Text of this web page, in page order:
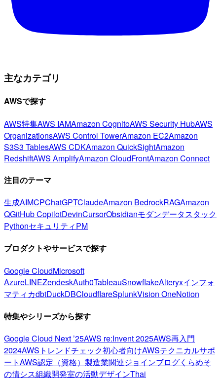
主なカテゴリ
AWSで探す
AWS特集AWS IAMAmazon CognitoAWS Security HubAWS
OrganizationsAWS Control TowerAmazon EC2Amazon
S3S3 TablesAWS CDKAmazon QuickSightAmazon
RedshiftAWS AmplifyAmazon CloudFrontAmazon Connect
注目のテーマ
生成AIMCPChatGPTClaudeAmazon BedrockRAGAmazon
QGitHub CopilotDevinCursorObsidianモダンデータスタック
PythonセキュリティPM
プロダクトやサービスで探す
Google CloudMicrosoft
AzureLINEZendeskAuth0TableauSnowflakeAlteryxインフォ
マティカdbtDuckDBCloudflareSplunkVision OneNotion
特集やシリーズから探す
Google Cloud Next ’25AWS re:Invent 2025AWS再入門
2024AWSトレンドチェック初心者向けAWSテクニカルサポ
ートAWS認定（資格） 製造業関連ジョインブログくらめそ
の情シス組織開発室の活動デザインThai